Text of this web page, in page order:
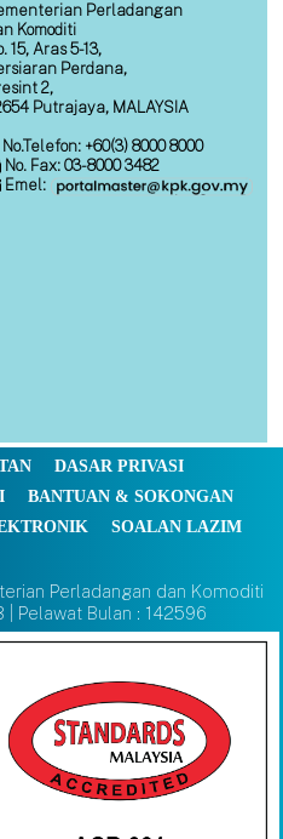
Perladangan
Komoditi
15, Aras 5-13,
Perdana,
2,
Putrajaya, MALAYSIA
No.Telefon: +60(3) 8000 8000
No. Fax: 03-8000 3482
Emel:
DASAR PRIVASI
BANTUAN & SOKONGAN
SOALAN LAZIM
Perladangan dan Komoditi
| Pelawat Bulan : 142596